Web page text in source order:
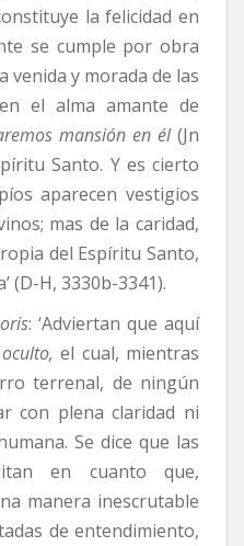
la felicidad en
se cumple por obra
venida y morada de las
el alma amante de
mansión en él(Jn
Santo. Y es cierto
aparecen vestigios
mas de la caridad,
del Espíritu Santo,
(D-H, 3330b-3341).
: ‘Adviertan que aquí
oculto, el cual, mientras
terrenal, de ningún
con plena claridad ni
Se dice que las
en cuanto que,
manera inescrutable
de entendimiento,